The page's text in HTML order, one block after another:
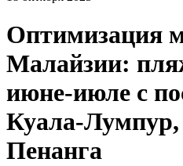
Оптимизация
Малайзии:
июне-июле с
Куала-
Пенанга